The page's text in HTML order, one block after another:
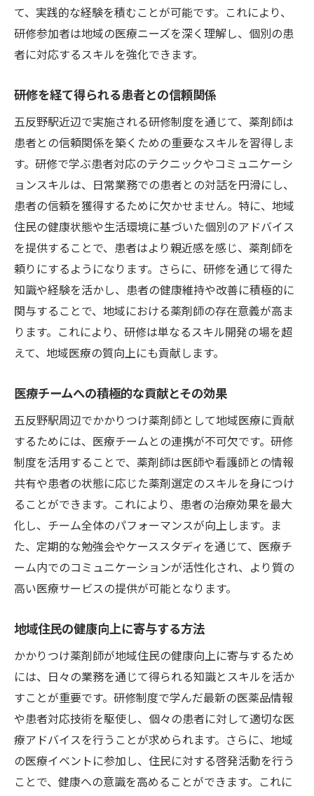
て、実践的な経験を積むことが可能です。これにより、
研修参加者は地域の医療ニーズを深く理解し、個別の患
者に対応するスキルを強化できます。
研修を経て得られる患者との信頼関係
五反野駅近辺で実施される研修制度を通じて、薬剤師は
患者との信頼関係を築くための重要なスキルを習得しま
す。研修で学ぶ患者対応のテクニックやコミュニケーシ
ョンスキルは、日常業務での患者との対話を円滑にし、
患者の信頼を獲得するために欠かせません。特に、地域
住民の健康状態や生活環境に基づいた個別のアドバイス
を提供することで、患者はより親近感を感じ、薬剤師を
頼りにするようになります。さらに、研修を通じて得た
知識や経験を活かし、患者の健康維持や改善に積極的に
関与することで、地域における薬剤師の存在意義が高ま
ります。これにより、研修は単なるスキル開発の場を超
えて、地域医療の質向上にも貢献します。
医療チームへの積極的な貢献とその効果
五反野駅周辺でかかりつけ薬剤師として地域医療に貢献
するためには、医療チームとの連携が不可欠です。研修
制度を活用することで、薬剤師は医師や看護師との情報
共有や患者の状態に応じた薬剤選定のスキルを身につけ
ることができます。これにより、患者の治療効果を最大
化し、チーム全体のパフォーマンスが向上します。ま
た、定期的な勉強会やケーススタディを通じて、医療チ
ーム内でのコミュニケーションが活性化され、より質の
高い医療サービスの提供が可能となります。
地域住民の健康向上に寄与する方法
かかりつけ薬剤師が地域住民の健康向上に寄与するため
には、日々の業務を通じて得られる知識とスキルを活か
すことが重要です。研修制度で学んだ最新の医薬品情報
や患者対応技術を駆使し、個々の患者に対して適切な医
療アドバイスを行うことが求められます。さらに、地域
の医療イベントに参加し、住民に対する啓発活動を行う
ことで、健康への意識を高めることができます。これに